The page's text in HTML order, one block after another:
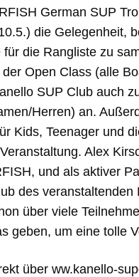
German SUP
die Gelegenheit,
die Rangliste zu
Open Class (alle
SUP Club auch
Herren) an.
Kids, Teenager und
Alex
und als aktiver
des
über viele
geben, um eine tolle
über ww.kanello-